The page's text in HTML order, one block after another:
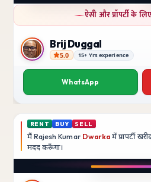
बिक्री
3 BHK
Mayur Vihar
₹1.5 Crore
ऐसी और प्रॉपर्टी के
Brij Duggal
Brij Duggal
5.0 15+ Yrs experience
WhatsApp
RENT BUY SELL
मैं Rajesh Kumar Dwarka में प्रापर्टी
मददकरूँगा।